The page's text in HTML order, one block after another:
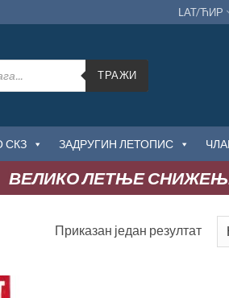
LAT/ЋИР
ТРАЖИ
СКЗ ЗАДРУГИН ЛЕТОПИС
ВЕЛИКО ЛЕТЊЕ СНИЖЕЊЕ:
Приказан један резултат